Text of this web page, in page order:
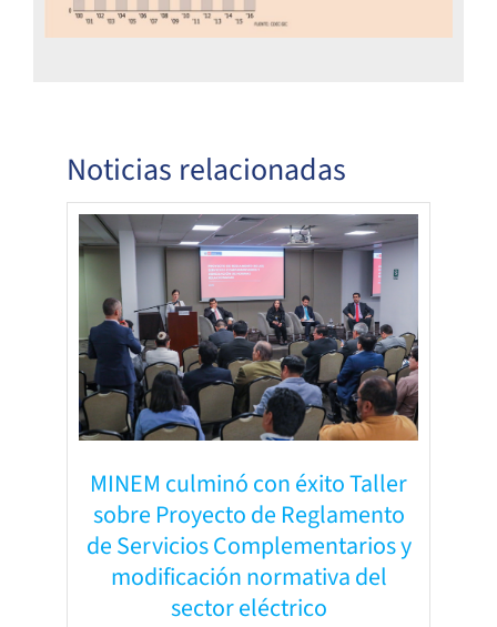
Noticias relacionadas
MINEM culminó con éxito Taller
sobre Proyecto de Reglamento
de Servicios Complementarios y
modificación normativa del
sector eléctrico